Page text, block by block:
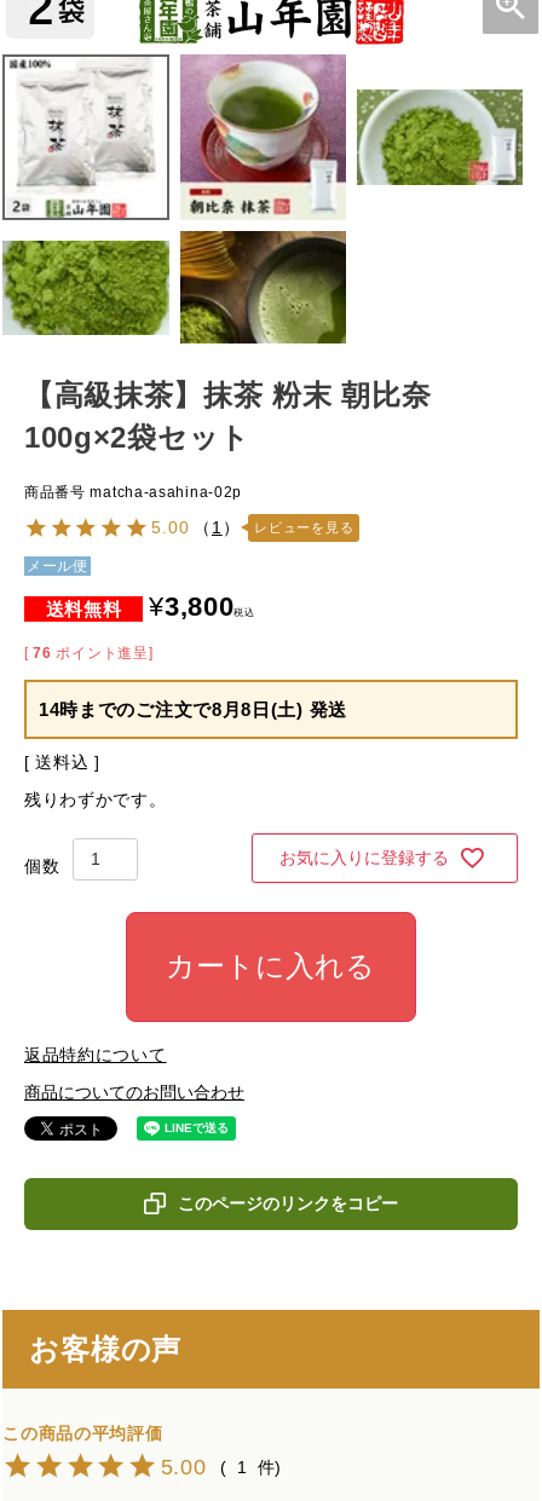
【高級抹茶】抹茶 粉末 朝比奈
100g×2袋セット
商品番号 matcha-asahina-02p
5.00 （ 1 ） レビューを見る
メール便
¥3,800税込
[ 76 ポイント進呈]
14時までのご注文で8月8日(土) 発送
送料込
残りわずかです。
お気に入りに登録する
カートに入れる
返品特約について
商品についてのお問い合わせ
このページのリンクをコピー
お客様の声
5.00 1